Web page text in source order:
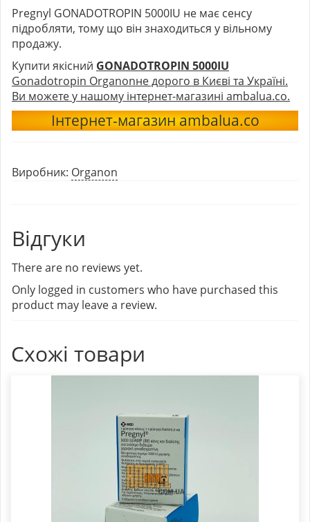
Pregnyl GONADOTROPIN 5000IU не має сенсу
підробляти, тому що він знаходиться у вільному
продажу.
Купити якісний GONADOTROPIN 5000IU
Gonadotropin Organonне дорого в Києві та Україні.
Ви можете у нашому інтернет-магазині ambalua.co.
Інтернет-магазин ambalua.co
Виробник: Organon
Відгуки
There are no reviews yet.
Only logged in customers who have purchased this
product may leave a review.
Схожі товари